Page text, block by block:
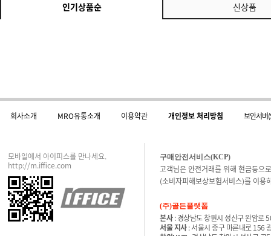
인기상품순 신상품
회사소개 MRO유통소개 이용약관 개인정보 처리방침 보안서버
모바일에서 아이피스를 만나세요.
http://m.iffice.com
구매안전서비스(KCP)
고객님은 안전거래를 위해 현금등으
(소비자피해보상보험서비스)를 이용
(주)골든플랫폼
본사: 경상남도 창원시 성산구 완암로
서울 지사: 서울시 중구 마른내로 156